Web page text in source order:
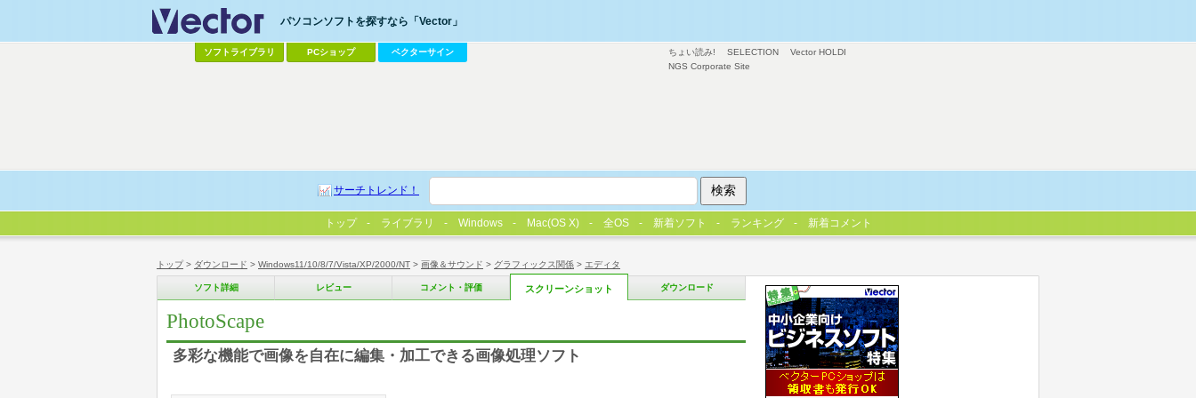
トップ> ダウンロード > Windows11/10/8/7/Vista/XP/2000/NT > 画像＆サウンド > グラフィックス関係 > エディタ
ソフト詳細 レビュー コメント・評価 スクリーンショット ダウンロード
PhotoScape
多彩な機能で画像を自在に編集・加工できる画像処理ソフト
ちょい読み! SELECTION
Vector HOLDI
NGS Corporate Site
パソコンソフトを探すなら「Vector」
ソフトライブラリ PCショップ ベクターサイン
サーチトレンド！
トップ ライブラリ Windows Mac(OS X) 全OS 新着ソフト ランキング 新着コメント